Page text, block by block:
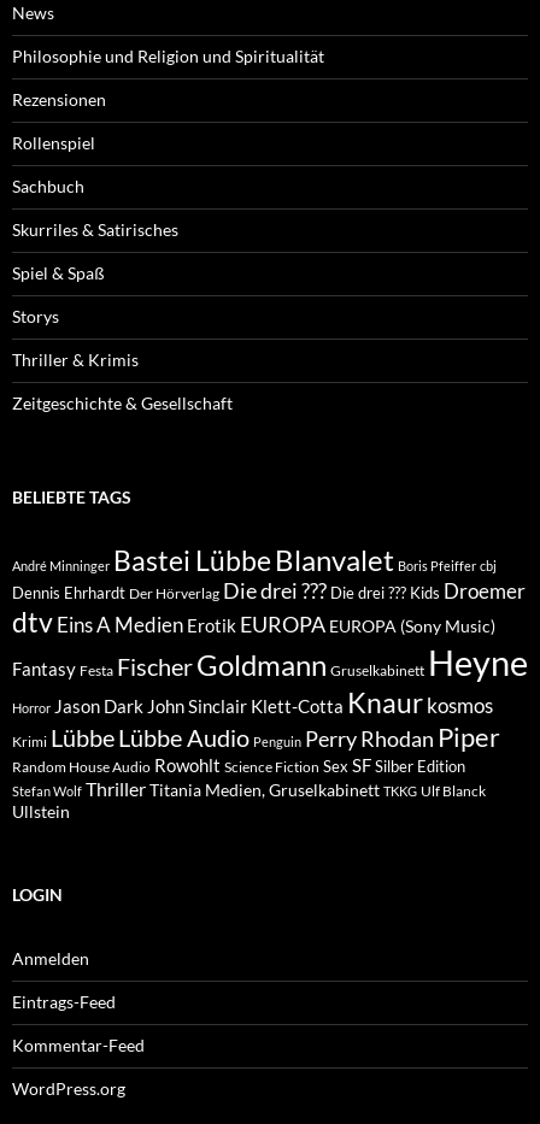
News
Philosophie und Religion und Spiritualität
Rezensionen
Rollenspiel
Sachbuch
Skurriles & Satirisches
Spiel & Spaß
Storys
Thriller & Krimis
Zeitgeschichte & Gesellschaft
BELIEBTE TAGS
André Minninger Bastei Lübbe Blanvalet Boris Pfeiffer cbj
Dennis Ehrhardt Der Hörverlag Die drei ??? Die drei ??? Kids Droemer
dtvEins A Medien Erotik EUROPA EUROPA (Sony Music)
Fantasy Festa FischerGoldmann Gruselkabinett Heyne
Horror Jason Dark John Sinclair Klett-Cotta Knaur kosmos
Krimi LübbeLübbe Audio Penguin Perry Rhodan Piper
Random House Audio Rowohlt Science Fiction Sex SFSilber Edition
Stefan Wolf ThrillerTitania Medien, Gruselkabinett TKKG Ulf Blanck
Ullstein
LOGIN
Anmelden
Eintrags-Feed
Kommentar-Feed
WordPress.org